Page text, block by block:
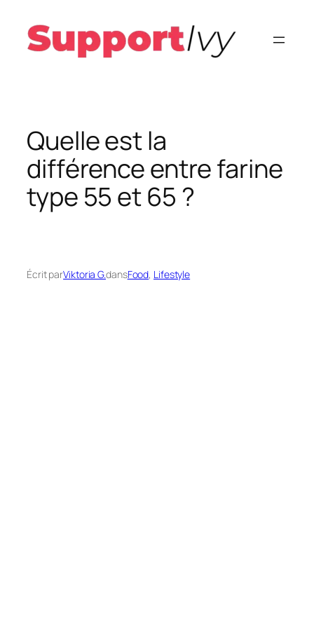
contenu
Quelle est la
différence entre farine
type 55 et 65 ?
Écrit parViktoria G.dansFood, Lifestyle